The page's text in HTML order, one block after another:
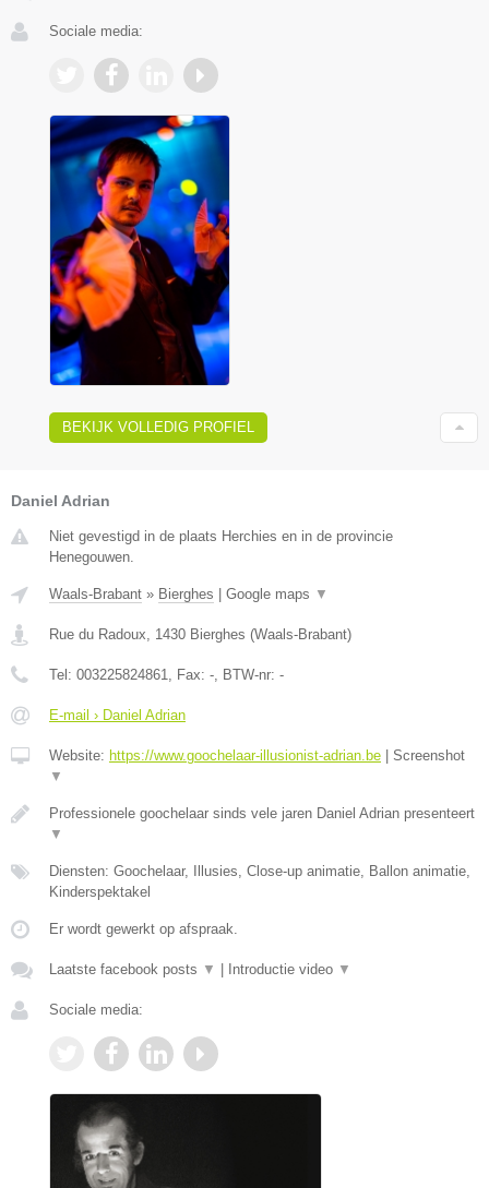
Sociale media:
BEKIJK VOLLEDIG PROFIEL
Daniel Adrian
Niet gevestigd in de plaats Herchies en in de provincie
Henegouwen.
Waals-Brabant » Bierghes | Google maps ▼
Rue du Radoux 1430 Bierghes (Waals-Brabant)
Tel: 003225824861 , Fax: - , BTW-nr: -
E-mail › Daniel Adrian
Website: https://www.goochelaar-illusionist-adrian.be | Screenshot
▼
Professionele goochelaar sinds vele jaren Daniel Adrian presenteert
▼
Diensten: Goochelaar, Illusies, Close-up animatie, Ballon animatie,
Kinderspektakel
Er wordt gewerkt op afspraak.
Laatste facebook posts ▼ | Introductie video ▼
Sociale media: